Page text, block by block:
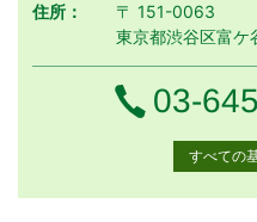
住所：
〒 151-0063
東京都渋谷区富
電話
03-
すべての